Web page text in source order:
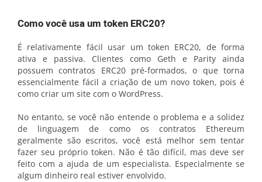
Como você usa um token ERC20?
É relativamente fácil usar um token ERC20, de forma
ativa e passiva. Clientes como Geth e Parity ainda
possuem contratos ERC20 pré-formados, o que torna
essencialmente fácil a criação de um novo token, pois é
como criar um site com o WordPress.
No entanto, se você não entende o problema e a solidez
de linguagem de como os contratos Ethereum
geralmente são escritos, você está melhor sem tentar
fazer seu próprio token. Não é tão difícil, mas deve ser
feito com a ajuda de um especialista. Especialmente se
algum dinheiro real estiver envolvido.